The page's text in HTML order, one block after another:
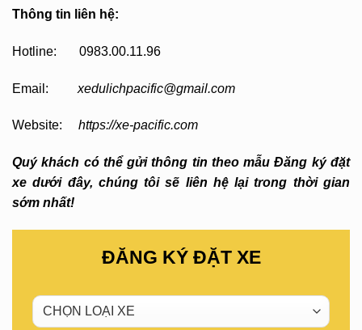
Thông tin liên hệ:
Hotline: 0983.00.11.96
Email: xedulichpacific@gmail.com
Website: https://xe-pacific.com
Quý khách có thể gửi thông tin theo mẫu Đăng ký đặt
xe dưới đây, chúng tôi sẽ liên hệ lại trong thời gian
sớm nhất!
ĐĂNG KÝ ĐẶT XE